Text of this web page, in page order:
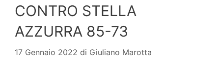
CONTRO STELLA
AZZURRA 85-73
17 Gennaio 2022 di Giuliano Marotta